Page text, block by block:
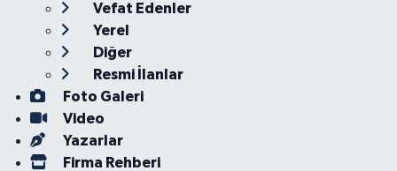
Vefat Edenler
Yerel
Diğer
Resmi İlanlar
Foto Galeri
Video
Yazarlar
Firma Rehberi